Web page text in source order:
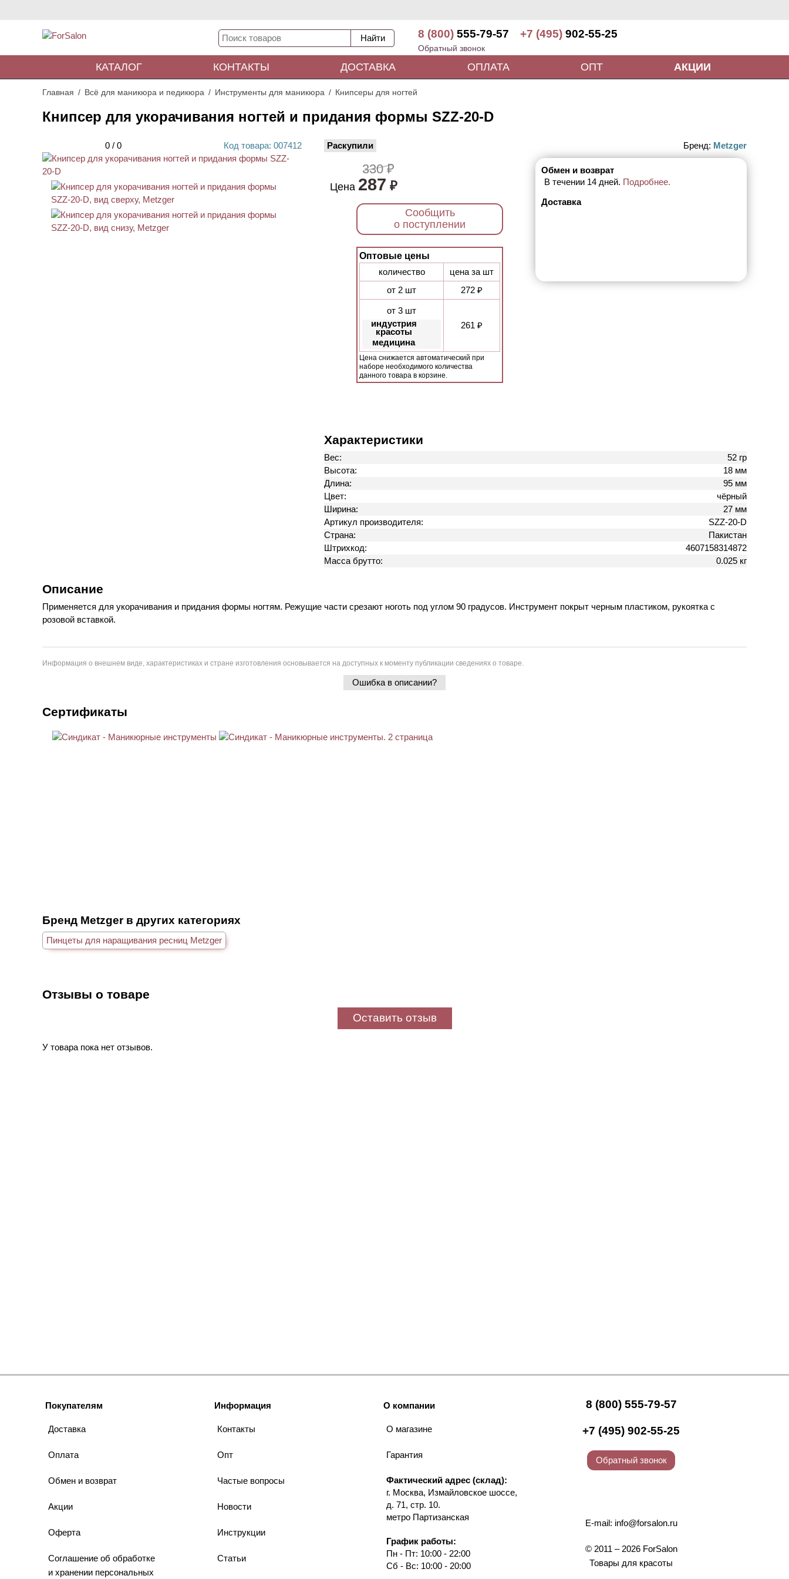
8 (800) 555-79-57 +7 (495) 902-55-25
Обратный звонок
КАТАЛОГ КОНТАКТЫ ДОСТАВКА ОПЛАТА ОПТ АКЦИИ
Главная Всё для маникюра и педикюра Инструменты для маникюра Книпсеры для ногтей
Книпсер для укорачивания ногтей и придания формы SZZ-20-D
0 / 0 Код товара: 007412 Раскупили Бренд: Metzger
330 ₽
Цена 287 ₽
Сообщить
о поступлении
Оптовые цены
количество
цена за шт
от 2 шт
272 ₽
от 3 шт
индустрия
красоты
медицина
261 ₽
Цена снижается автоматический при
наборе необходимого количества
данного товара в корзине.
Обмен и возврат
В течении 14 дней. Подробнее.
Доставка
Характеристики
Вес:
52 гр
Высота:
18 мм
Длина:
95 мм
Цвет:
чёрный
Ширина:
27 мм
Артикул производителя:
SZZ-20-D
Страна:
Пакистан
Штрихкод:
4607158314872
Масса брутто:
0.025 кг
Описание
Применяется для укорачивания и придания формы ногтям. Режущие части срезают ноготь под углом 90 градусов. Инструмент покрыт черным пластиком, рукоятка с
розовой вставкой.
Информация о внешнем виде, характеристиках и стране изготовления основывается на доступных к моменту публикации сведениях о товаре.
Ошибка в описании?
Сертификаты
Бренд Metzger в других категориях
Пинцеты для наращивания ресниц Metzger
Отзывы о товаре
Оставить отзыв
У товара пока нет отзывов.
Покупателям
Доставка
Оплата
Обмен и возврат
Акции
Оферта
Соглашение об обработке
и хранении персональных
Информация
Контакты
Опт
Частые вопросы
Новости
Инструкции
Статьи
О компании
О магазине
Гарантия
Фактический адрес (склад):
г. Москва, Измайловское шоссе,
д. 71, стр. 10.
метро Партизанская
График работы:
Пн - Пт: 10:00 - 22:00
Сб - Вс: 10:00 - 20:00
8 (800) 555-79-57
+7 (495) 902-55-25
Обратный звонок
E-mail: info@forsalon.ru
© 2011 – 2026 ForSalon
Товары для красоты